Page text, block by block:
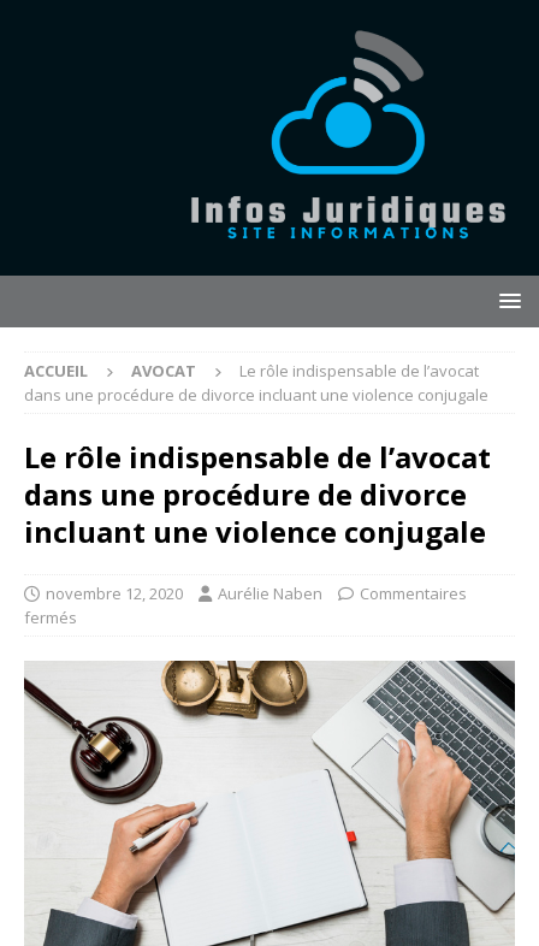
ACCUEIL AVOCAT
Le rôle indispensable de l’avocat
dans une procédure de divorce incluant une violence conjugale
Le rôle indispensable de l’avocat
dans une procédure de divorce
incluant une violence conjugale
novembre 12, 2020 Aurélie Naben
Commentaires
fermés